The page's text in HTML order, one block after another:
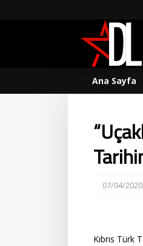
Ana Sayfa
07/04/
Kıbrıs Türk